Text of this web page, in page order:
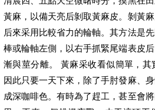
黃麻，以備天亮后剝取黃麻皮。剝黃
后來采用比較省力的輪軸。其方法是
棒或輪軸左側，以右手抓緊尾端表皮
漸與莖分離。 黃麻采收看似簡單，其
因此只要一天下來，除了手肘發麻、
成深咖啡色。有時為了趕工，甚至會